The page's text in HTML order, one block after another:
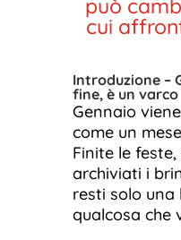
può
cui
Introduzione –
fine, è un varco
Gennaio
come un
Finite le
archiviati i
resti solo
qualcosa che